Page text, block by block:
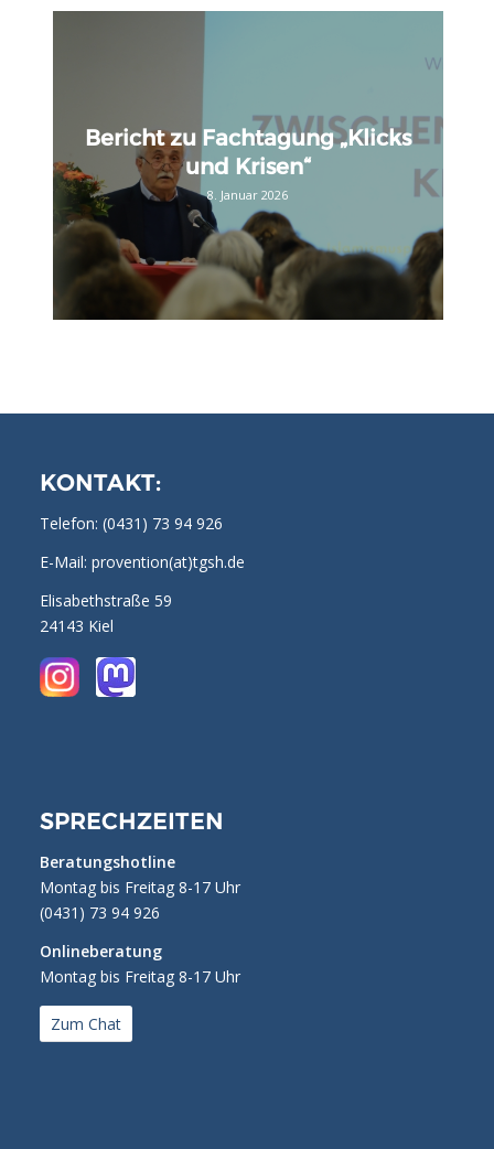
Bericht zu Fachtagung „Klicks
und Krisen“
8. Januar 2026
KONTAKT:
Telefon: (0431) 73 94 926
E-Mail: provention(at)tgsh.de
Elisabethstraße 59
24143 Kiel
SPRECHZEITEN
Beratungshotline
Montag bis Freitag 8-17 Uhr
(0431) 73 94 926
Onlineberatung
Montag bis Freitag 8-17 Uhr
Zum Chat